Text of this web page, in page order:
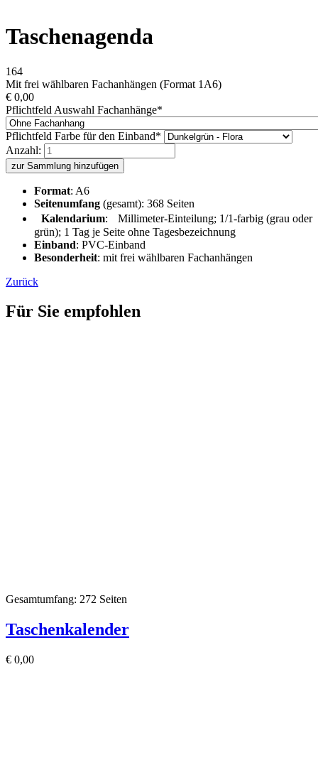
Taschenagenda
164
Mit frei wählbaren Fachanhängen (Format 1A6)
€ 0,00
Pflichtfeld Auswahl Fachanhänge*
Pflichtfeld Farbe für den Einband*
Anzahl:
zur Sammlung hinzufügen
Format: A6
Seitenumfang (gesamt): 368 Seiten
Kalendarium: Millimeter-Einteilung; 1/1-farbig (grau oder
grün); 1 Tag je Seite ohne Tagesbezeichnung
Einband: PVC-Einband
Besonderheit: mit frei wählbaren Fachanhängen
Zurück
Für Sie empfohlen
Gesamtumfang: 272 Seiten
Taschenkalender
€ 0,00